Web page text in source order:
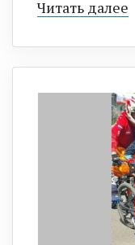
Читать далее